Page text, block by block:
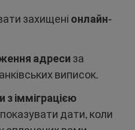
захищені онлайн-
адреси за
виписок.
імміграцією
дати, коли